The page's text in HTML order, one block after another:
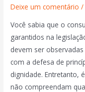
Deixe um comentário
Você sabia que o
garantidos na
devem ser
com a defesa de
dignidade. Entretanto,
não compreendam